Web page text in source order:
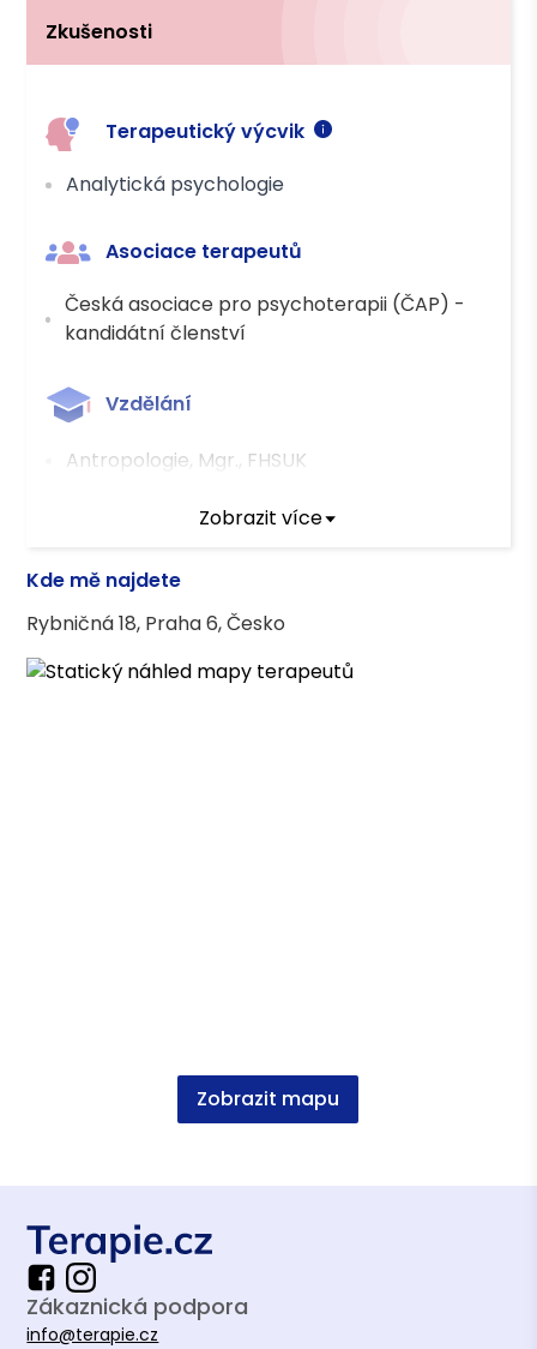
Platba
Zkušenosti
Terapeutický výcvik
Analytická psychologie
Asociace terapeutů
Česká asociace pro psychoterapii (ČAP) -
kandidátní členství
Vzdělání
Antropologie, Mgr., FHSUK
Zobrazit více
Kde mě najdete
Rybničná 18, Praha 6, Česko
Zobrazit mapu
Zákaznická podpora
info@terapie.cz